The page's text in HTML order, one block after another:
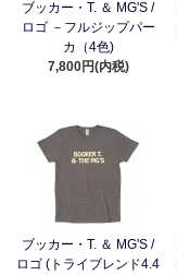
ブッカー・T. ＆ MG'S /
ロゴ －フルジップパー
カ（4色)
7,800円(内税)
ブッカー・T. ＆ MG'S /
ロゴ (トライブレンド4.4